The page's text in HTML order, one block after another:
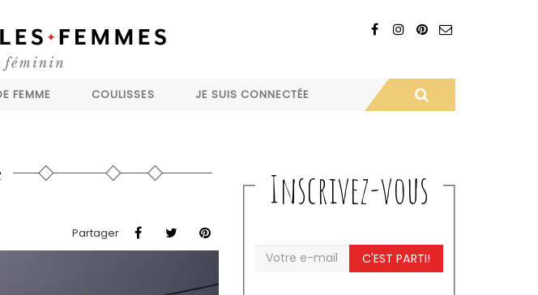
FEMME COULISSES JE SUIS CONNECTÉE
Partager
Inscrivez-vous
C'EST PARTI!